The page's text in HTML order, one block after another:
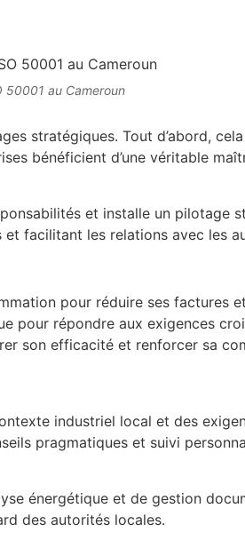
au Cameroun
stratégiques. Tout d’abord,
bénéficient d’une véritable
et installe un pilotage
facilitant les relations avec les
pour réduire ses factures
pour répondre aux exigences
son efficacité et renforcer sa
industriel local et des
pragmatiques et suivi
énergétique et de gestion
des autorités locales.